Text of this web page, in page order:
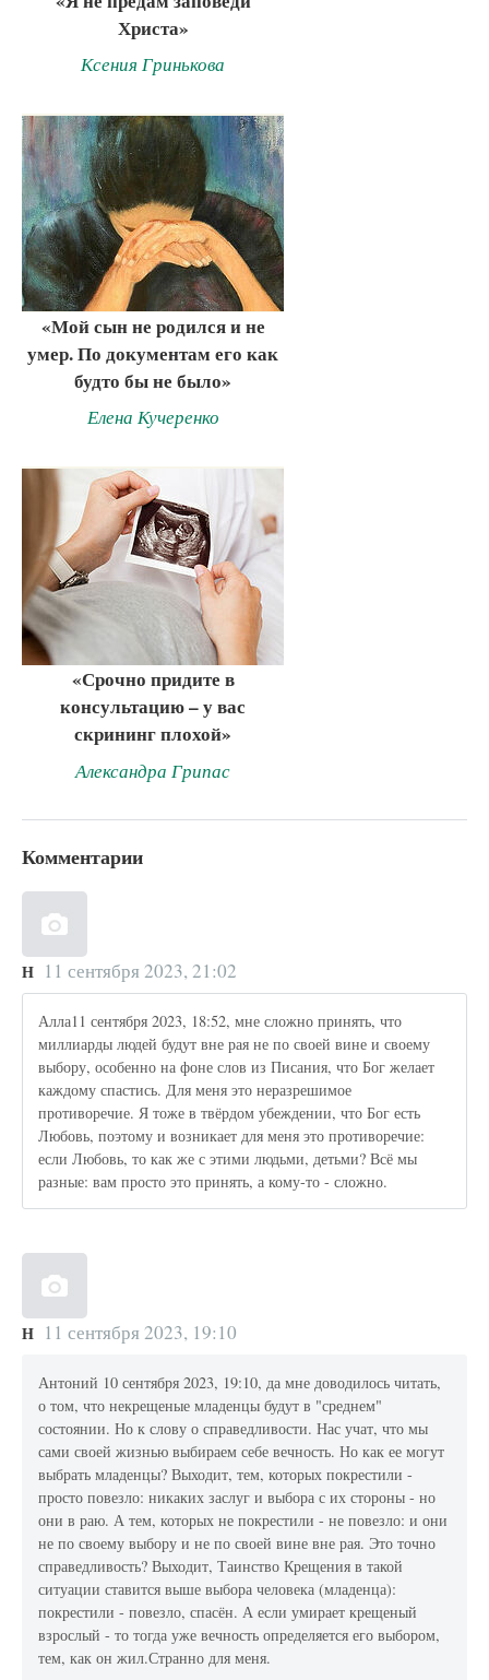
Христа»
Ксения Гринькова
«Мой сын не родился и не
умер. По документам его как
будто бы не было»
Елена Кучеренко
«Срочно придите в
консультацию – у вас
скрининг плохой»
Александра Грипас
Комментарии
Н 11 сентября 2023, 21:02
Алла11 сентября 2023, 18:52, мне сложно принять, что
миллиарды людей будут вне рая не по своей вине и своему
выбору, особенно на фоне слов из Писания, что Бог желает
каждому спастись. Для меня это неразрешимое
противоречие. Я тоже в твёрдом убеждении, что Бог есть
Любовь, поэтому и возникает для меня это противоречие:
если Любовь, то как же с этими людьми, детьми? Всё мы
разные: вам просто это принять, а кому-то - сложно.
Н 11 сентября 2023, 19:10
Антоний 10 сентября 2023, 19:10, да мне доводилось читать,
о том, что некрещеные младенцы будут в "среднем"
состоянии. Но к слову о справедливости. Нас учат, что мы
сами своей жизнью выбираем себе вечность. Но как ее могут
выбрать младенцы? Выходит, тем, которых покрестили -
просто повезло: никаких заслуг и выбора с их стороны - но
они в раю. А тем, которых не покрестили - не повезло: и они
не по своему выбору и не по своей вине вне рая. Это точно
справедливость? Выходит, Таинство Крещения в такой
ситуации ставится выше выбора человека (младенца):
покрестили - повезло, спасён. А если умирает крещеный
взрослый - то тогда уже вечность определяется его выбором,
тем, как он жил.Странно для меня.